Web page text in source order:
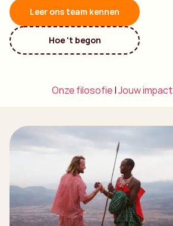
Leer ons team kennen
Hoe 't begon
Onze filosofie|Jouw impact